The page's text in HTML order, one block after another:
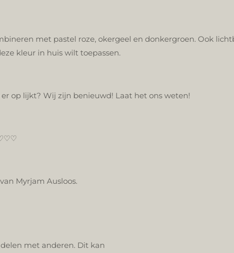
met pastel roze, okergeel en donkergroen. Ook
kleur in huis wilt toepassen.
op lijkt? Wij zijn benieuwd! Laat het ons weten!
Myrjam Ausloos.
met anderen. Dit kan